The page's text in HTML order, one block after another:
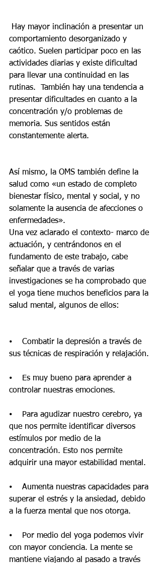
comportamiento desorganizado y
caótico. Suelen participar poco en las
actividades diarias y existe dificultad
para llevar una continuidad en las
rutinas.  También hay una tendencia a
presentar dificultades en cuanto a la
concentración y/o problemas de
memoria. Sus sentidos están
constantemente alerta.
Así mismo, la OMS también define la
salud como «un estado de completo
bienestar físico, mental y social, y no
solamente la ausencia de afecciones o
enfermedades».
Una vez aclarado el contexto- marco de
actuación, y centrándonos en el
fundamento de este trabajo, cabe
señalar que a través de varias
investigaciones se ha comprobado que
el yoga tiene muchos beneficios para la
salud mental, algunos de ellos:
⦁    Combatir la depresión a través de
sus técnicas de respiración y relajación.
⦁    Es muy bueno para aprender a
controlar nuestras emociones.
⦁    Para agudizar nuestro cerebro, ya
que nos permite identificar diversos
estímulos por medio de la
concentración. Esto nos permite
adquirir una mayor estabilidad mental.
⦁    Aumenta nuestras capacidades para
superar el estrés y la ansiedad, debido
a la fuerza mental que nos otorga.
⦁    Por medio del yoga podemos vivir
con mayor conciencia. La mente se
mantiene viajando al pasado a través